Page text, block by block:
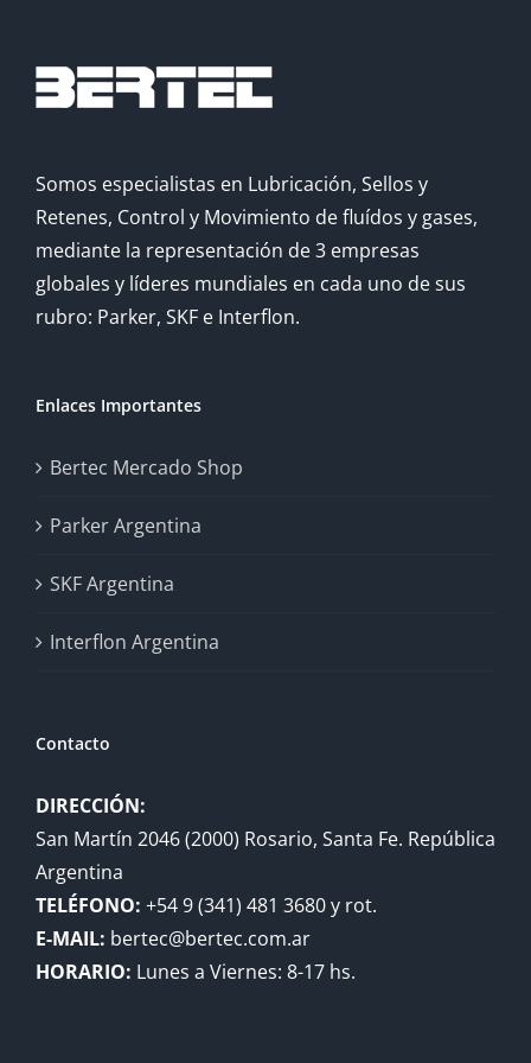
Somos especialistas en Lubricación, Sellos y
Retenes, Control y Movimiento de fluídos y gases,
mediante la representación de 3 empresas
globales y líderes mundiales en cada uno de sus
rubro: Parker, SKF e Interflon.
Enlaces Importantes
Bertec Mercado Shop
Parker Argentina
SKF Argentina
Interflon Argentina
Contacto
DIRECCIÓN:
San Martín 2046 (2000) Rosario, Santa Fe. República
Argentina
TELÉFONO: +54 9 (341) 481 3680 y rot.
E-MAIL: bertec@bertec.com.ar
HORARIO: Lunes a Viernes: 8-17 hs.